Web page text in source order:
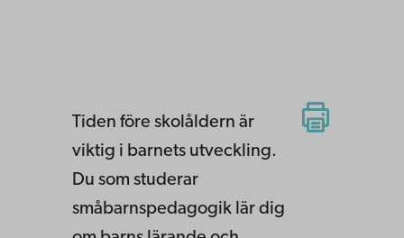
Tiden före skolåldern är
viktig i barnets utveckling.
Du som studerar
småbarnspedagogik lär dig